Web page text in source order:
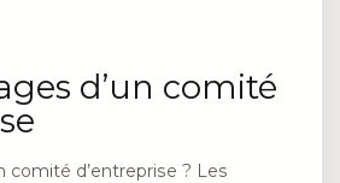
d’un comité
comité d’entreprise ? Les